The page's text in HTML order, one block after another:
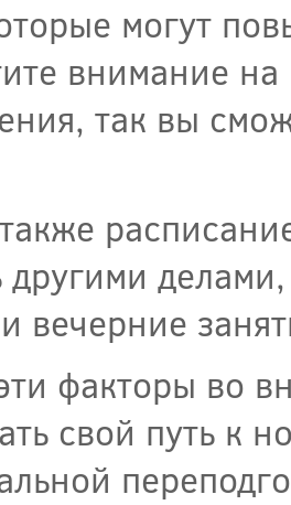
могут
внимание
так вы
другими
вечерние
факторы во
свой путь к